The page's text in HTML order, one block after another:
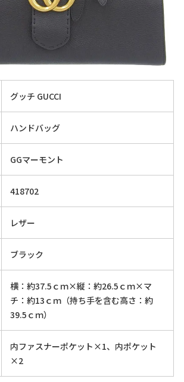
グッチ GUCCI
ハンドバッグ
GGマーモント
418702
レザー
ブラック
横：約37.5ｃｍ×縦：約26.5ｃｍ×マ
チ：約13ｃｍ（持ち手を含む高さ：約
39.5ｃｍ）
内ファスナーポケット×1、内ポケット
×2